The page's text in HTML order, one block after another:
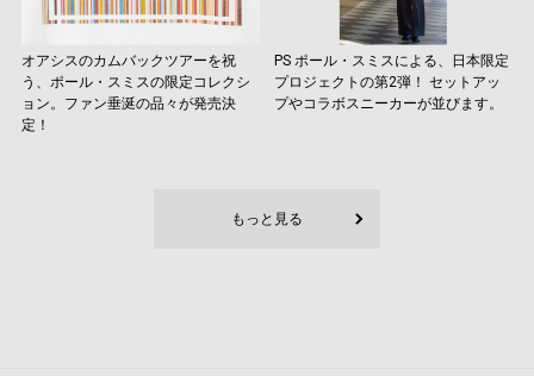
オアシスのカムバックツアーを祝
う、ポール・スミスの限定コレクシ
ョン。ファン垂涎の品々が発売決
定！
PS ポール・スミスによる、日本限定
プロジェクトの第2弾！ セットアッ
プやコラボスニーカーが並びます。
もっと見る